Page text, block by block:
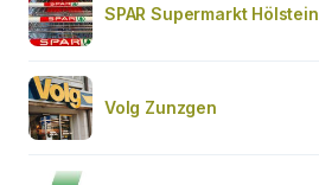
SPAR Supermarkt Hölstein
Volg Zunzgen